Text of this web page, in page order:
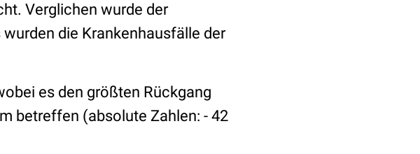
Verglichen wurde der
die Krankenhausfälle der
es den größten Rückgang
betreffen (absolute Zahlen: - 42